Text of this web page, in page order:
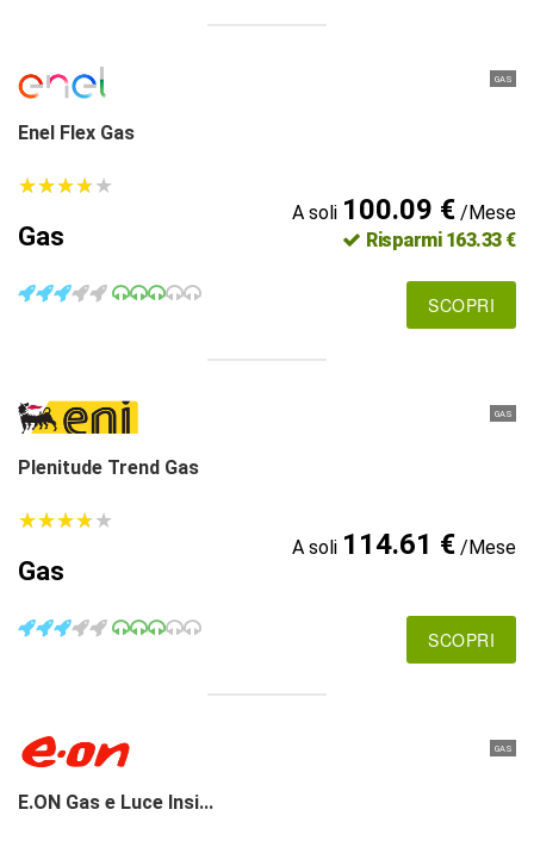
GAS
Enel Flex Gas
★★★★★
★★★★★
Gas
A soli 100.09 €/Mese
Risparmi 163.33 €
SCOPRI
GAS
Plenitude Trend Gas
★★★★★
★★★★★
Gas
A soli 114.61 €/Mese
SCOPRI
GAS
E.ON Gas e Luce Insi...